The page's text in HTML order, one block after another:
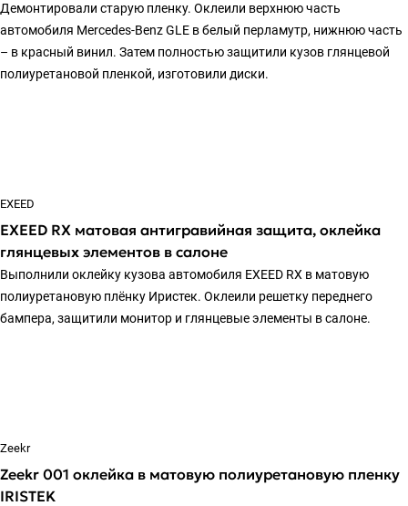
Демонтировали старую пленку. Оклеили верхнюю часть
автомобиля Mercedes-Benz GLE в белый перламутр, нижнюю часть
– в красный винил. Затем полностью защитили кузов глянцевой
полиуретановой пленкой, изготовили диски.
EXEED
EXEED RX матовая антигравийная защита, оклейка
глянцевых элементов в салоне
Выполнили оклейку кузова автомобиля EXEED RX в матовую
полиуретановую плёнку Иристек. Оклеили решетку переднего
бампера, защитили монитор и глянцевые элементы в салоне.
Zeekr
Zeekr 001 оклейка в матовую полиуретановую пленку
IRISTEK